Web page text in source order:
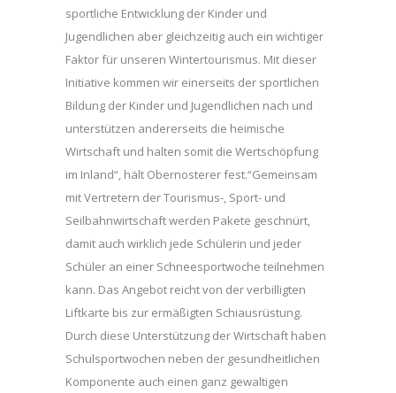
sportliche Entwicklung der Kinder und
Jugendlichen aber gleichzeitig auch ein wichtiger
Faktor für unseren Wintertourismus. Mit dieser
Initiative kommen wir einerseits der sportlichen
Bildung der Kinder und Jugendlichen nach und
unterstützen andererseits die heimische
Wirtschaft und halten somit die Wertschöpfung
im Inland“, hält Obernosterer fest.“Gemeinsam
mit Vertretern der Tourismus-, Sport- und
Seilbahnwirtschaft werden Pakete geschnürt,
damit auch wirklich jede Schülerin und jeder
Schüler an einer Schneesportwoche teilnehmen
kann. Das Angebot reicht von der verbilligten
Liftkarte bis zur ermäßigten Schiausrüstung.
Durch diese Unterstützung der Wirtschaft haben
Schulsportwochen neben der gesundheitlichen
Komponente auch einen ganz gewaltigen